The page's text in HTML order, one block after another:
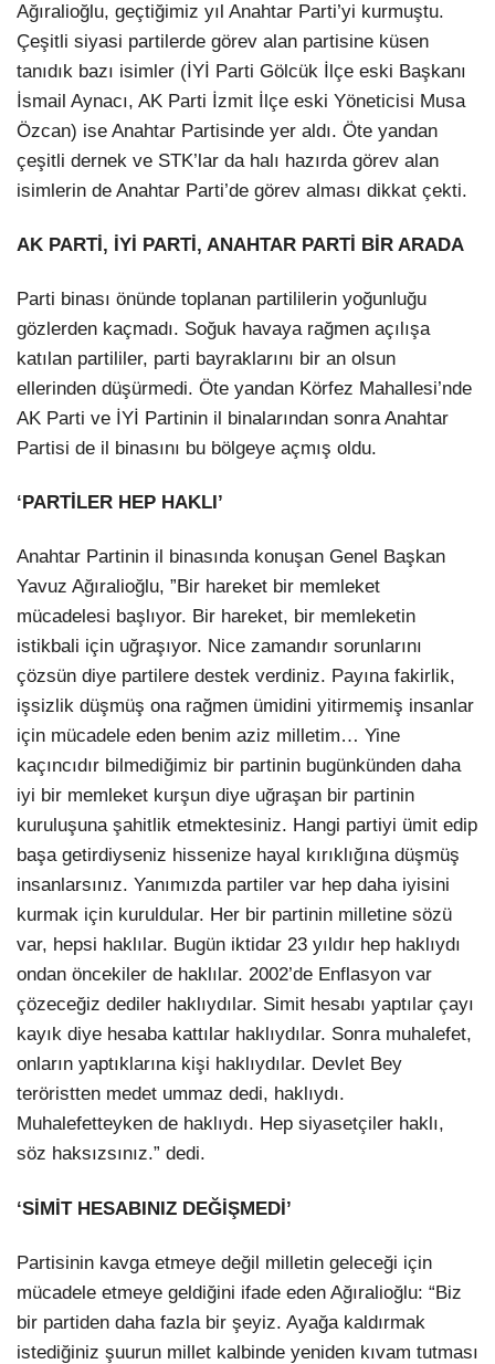
Ağıralioğlu, geçtiğimiz yıl Anahtar Parti’yi kurmuştu.
Çeşitli siyasi partilerde görev alan partisine küsen
tanıdık bazı isimler (İYİ Parti Gölcük İlçe eski Başkanı
İsmail Aynacı, AK Parti İzmit İlçe eski Yöneticisi Musa
Özcan) ise Anahtar Partisinde yer aldı. Öte yandan
çeşitli dernek ve STK’lar da halı hazırda görev alan
isimlerin de Anahtar Parti’de görev alması dikkat çekti.
AK PARTİ, İYİ PARTİ, ANAHTAR PARTİ BİR ARADA
Parti binası önünde toplanan partililerin yoğunluğu
gözlerden kaçmadı. Soğuk havaya rağmen açılışa
katılan partililer, parti bayraklarını bir an olsun
ellerinden düşürmedi. Öte yandan Körfez Mahallesi’nde
AK Parti ve İYİ Partinin il binalarından sonra Anahtar
Partisi de il binasını bu bölgeye açmış oldu.
‘PARTİLER HEP HAKLI’
Anahtar Partinin il binasında konuşan Genel Başkan
Yavuz Ağıralioğlu, ”Bir hareket bir memleket
mücadelesi başlıyor. Bir hareket, bir memleketin
istikbali için uğraşıyor. Nice zamandır sorunlarını
çözsün diye partilere destek verdiniz. Payına fakirlik,
işsizlik düşmüş ona rağmen ümidini yitirmemiş insanlar
için mücadele eden benim aziz milletim… Yine
kaçıncıdır bilmediğimiz bir partinin bugünkünden daha
iyi bir memleket kurşun diye uğraşan bir partinin
kuruluşuna şahitlik etmektesiniz. Hangi partiyi ümit edip
başa getirdiyseniz hissenize hayal kırıklığına düşmüş
insanlarsınız. Yanımızda partiler var hep daha iyisini
kurmak için kuruldular. Her bir partinin milletine sözü
var, hepsi haklılar. Bugün iktidar 23 yıldır hep haklıydı
ondan öncekiler de haklılar. 2002’de Enflasyon var
çözeceğiz dediler haklıydılar. Simit hesabı yaptılar çayı
kayık diye hesaba kattılar haklıydılar. Sonra muhalefet,
onların yaptıklarına kişi haklıydılar. Devlet Bey
teröristten medet ummaz dedi, haklıydı.
Muhalefetteyken de haklıydı. Hep siyasetçiler haklı,
söz haksızsınız.” dedi.
‘SİMİT HESABINIZ DEĞİŞMEDİ’
Partisinin kavga etmeye değil milletin geleceği için
mücadele etmeye geldiğini ifade eden Ağıralioğlu: “Biz
bir partiden daha fazla bir şeyiz. Ayağa kaldırmak
istediğiniz şuurun millet kalbinde yeniden kıvam tutması